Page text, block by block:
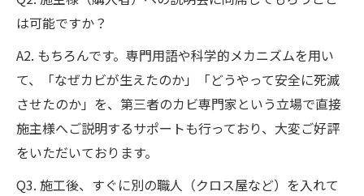
は可能ですか？
A2. もちろんです。専門用語や科学的メカニズムを用い
て、「なぜカビが生えたのか」「どうやって安全に死滅
させたのか」を、第三者のカビ専門家という立場で直接
施主様へご説明するサポートも行っており、大変ご好評
をいただいております。
Q3. 施工後、すぐに別の職人（クロス屋など）を入れて